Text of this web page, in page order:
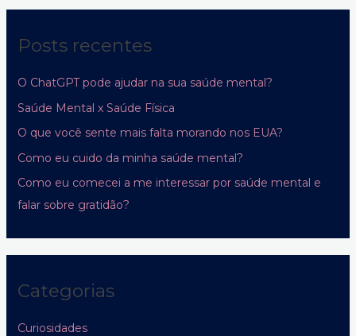
Posts recentes
O ChatGPT pode ajudar na sua saúde mental?
Saúde Mental x Saúde Física
O que você sente mais falta morando nos EUA?
Como eu cuido da minha saúde mental?
Como eu comecei a me interessar por saúde mental e
falar sobre gratidão?
Categorias
Curiosidades